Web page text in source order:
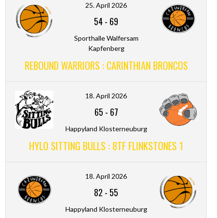
25. April 2026
54- 69
Sporthalle Walfersam
Kapfenberg
REBOUND WARRIORS : CARINTHIAN BRONCOS
18. April 2026
65 - 67
Happyland Klosterneuburg
HYLO SITTING BULLS : 8TF FLINKSTONES 1
18. April 2026
82 - 55
Happyland Klosterneuburg